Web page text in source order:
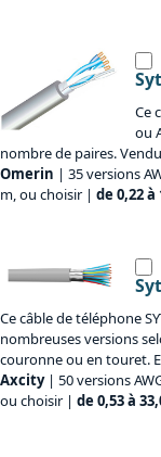
Ce
ou
nombre de paires.
Omerin | 35 versions
m, ou choisir | de 0,22 à
Ce câble de téléphone
nombreuses versions
couronne ou en touret.
Axcity| 50 versions
ou choisir | de 0,53 à